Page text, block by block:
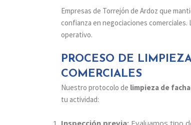
Empresas de Torrejón de Ardoz que
confianza en negociaciones
operativo.
PROCESO DE
COMERCIALES
Nuestro protocolo de limpieza de
tu actividad: